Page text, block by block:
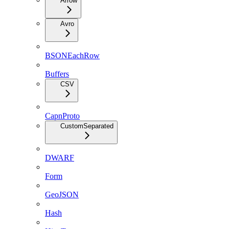
Avro
BSONEachRow
Buffers
CSV
CapnProto
CustomSeparated
DWARF
Form
GeoJSON
Hash